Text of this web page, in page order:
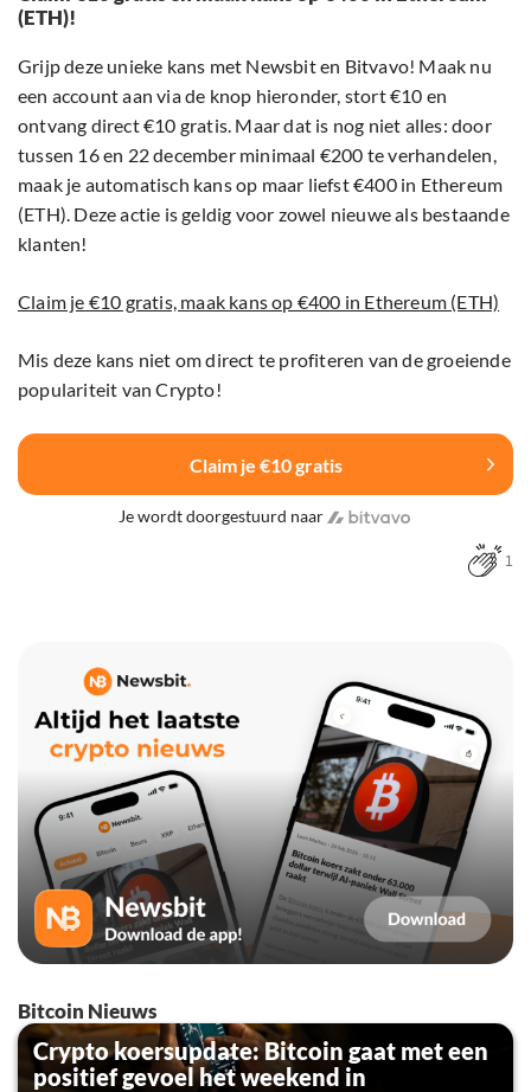
(ETH)!
Grijp deze unieke kans met Newsbit en Bitvavo! Maak nu
een account aan via de knop hieronder, stort €10 en
ontvang direct €10 gratis. Maar dat is nog niet alles: door
tussen 16 en 22 december minimaal €200 te verhandelen,
maak je automatisch kans op maar liefst €400 in Ethereum
(ETH). Deze actie is geldig voor zowel nieuwe als bestaande
klanten!
Claim je €10 gratis, maak kans op €400 in Ethereum (ETH)
Mis deze kans niet om direct te profiteren van de groeiende
populariteit van Crypto!
Claim je €10 gratis
Je wordt doorgestuurd naar
1
Bitcoin Nieuws
Crypto koersupdate: Bitcoin gaat met een
positief gevoel het weekend in